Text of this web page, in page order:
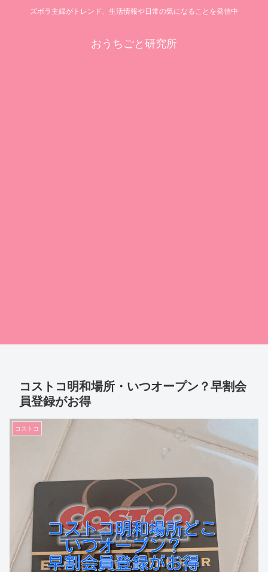
ズボラ主婦がトレンド、生活情報や日常の気になることを発信中
おうちごと研究所
コストコ明和場所・いつオープン？早割会
員登録がお得
コストコ